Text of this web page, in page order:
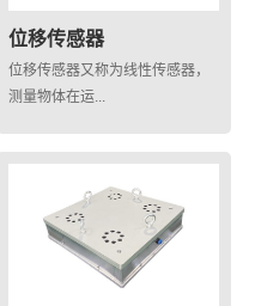
位移传感器
位移传感器又称为线性传感器，
测量物体在运...